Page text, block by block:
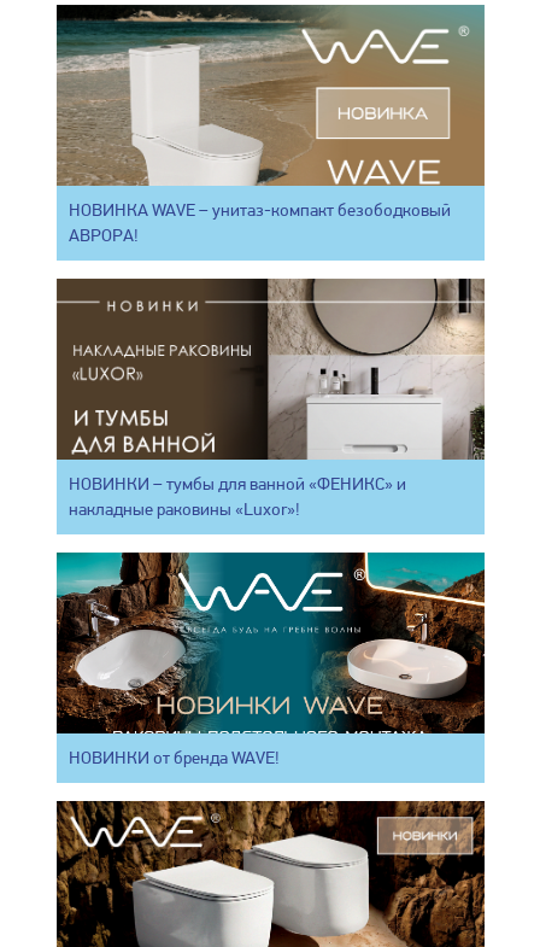
НОВИНКА WAVE – унитаз-компакт безободковый
АВРОРА!
НОВИНКИ – тумбы для ванной «ФЕНИКС» и
накладные раковины «Luxor»!
НОВИНКИ от бренда WAVE!